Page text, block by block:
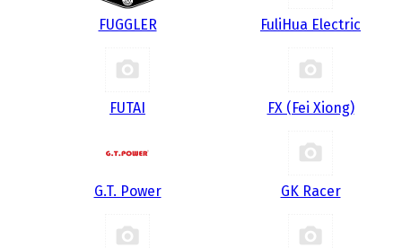
FUGGLER FuliHua Electric
FUTAI FX (Fei Xiong)
G.T. Power GK Racer